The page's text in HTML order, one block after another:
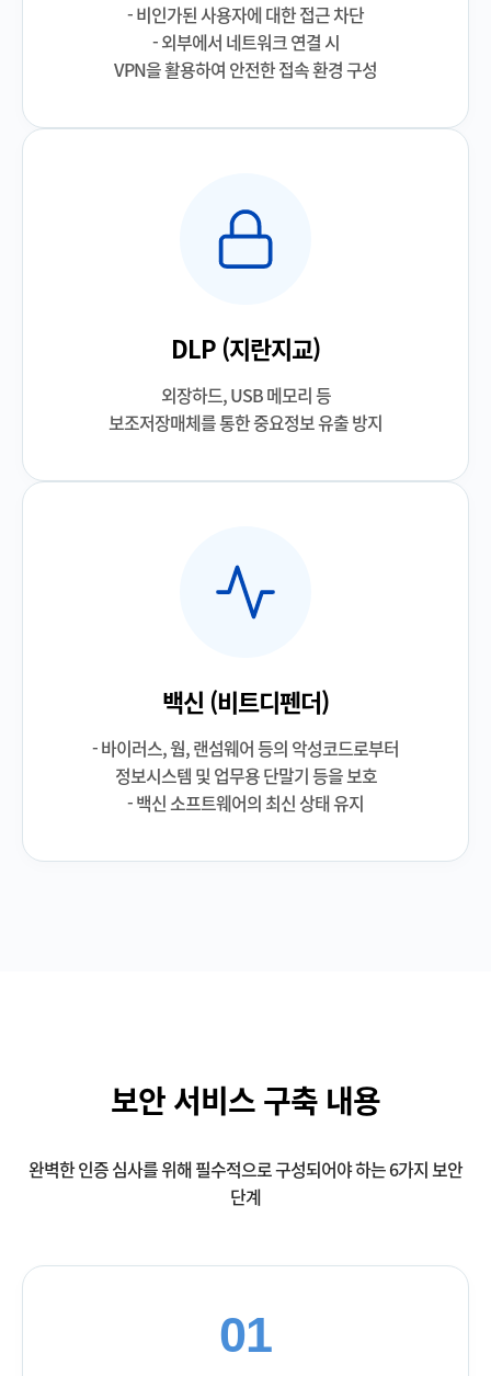
- 비인가된 사용자에 대한 접근 차단
- 외부에서 네트워크 연결 시
VPN을 활용하여 안전한 접속 환경 구성
DLP (지란지교)
외장하드, USB 메모리 등
보조저장매체를 통한 중요정보 유출 방지
백신 (비트디펜더)
- 바이러스, 웜, 랜섬웨어 등의 악성코드로부터
정보시스템 및 업무용 단말기 등을 보호
- 백신 소프트웨어의 최신 상태 유지
보안 서비스 구축 내용
완벽한 인증 심사를 위해 필수적으로 구성되어야 하는 6가지 보안
단계
01